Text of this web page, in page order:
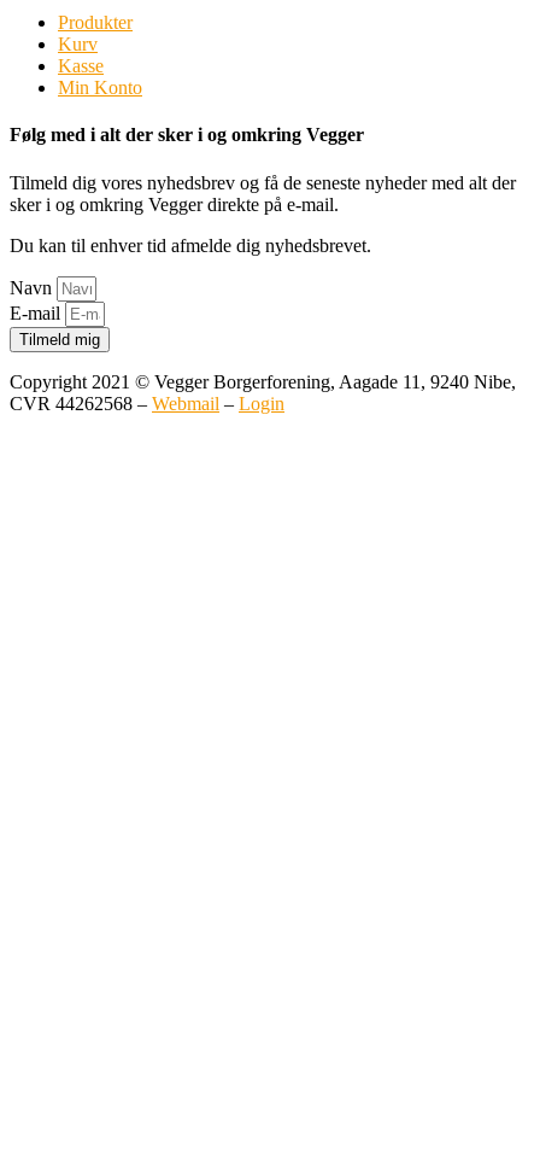
Produkter
Kurv
Kasse
Min Konto
Følg med i alt der sker i og omkring Vegger
Tilmeld dig vores nyhedsbrev og få de seneste nyheder med alt der
sker i og omkring Vegger direkte på e-mail.
Du kan til enhver tid afmelde dig nyhedsbrevet.
Navn
E-mail
Tilmeld mig
Copyright 2021 © Vegger Borgerforening, Aagade 11, 9240 Nibe,
CVR 44262568 – Webmail – Login